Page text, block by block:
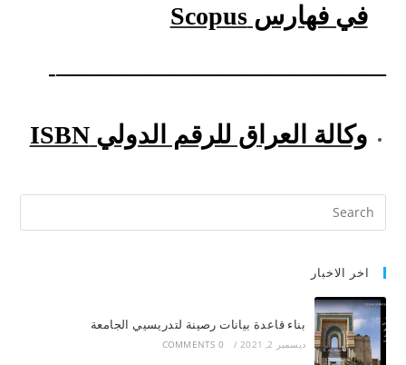
في فهارس Scopus
——————————————-
وكالة العراق للرقم الدولي ISBN
اخر الاخبار
بناء قاعدة بيانات رصينة لتدريسيي الجامعة
ديسمبر 2, 2021 /
0 COMMENTS